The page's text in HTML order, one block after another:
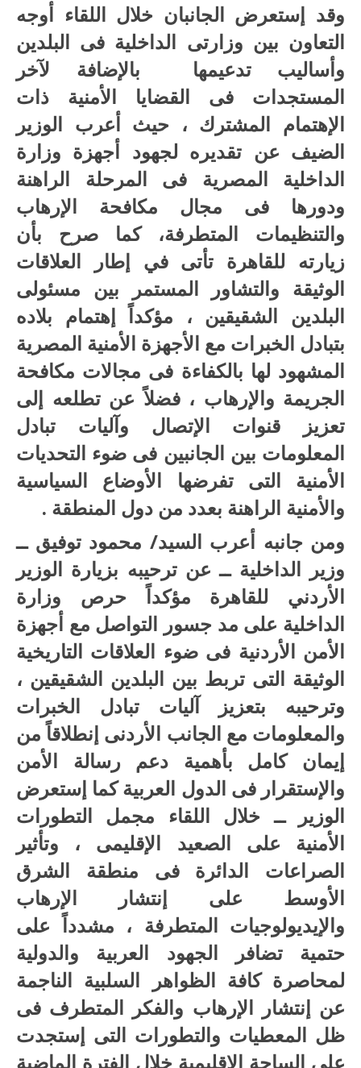
مغلقة
وقد إستعرض الجانبان خلال اللقاء أوجه
التعاون بين وزارتى الداخلية فى البلدين
وأساليب تدعيمها بالإضافة لآخر
المستجدات فى القضايا الأمنية ذات
الإهتمام المشترك ، حيث أعرب الوزير
الضيف عن تقديره لجهود أجهزة وزارة
الداخلية المصرية فى المرحلة الراهنة
ودورها فى مجال مكافحة الإرهاب
والتنظيمات المتطرفة، كما صرح بأن
زيارته للقاهرة تأتى في إطار العلاقات
الوثيقة والتشاور المستمر بين مسئولى
البلدين الشقيقين ، مؤكداً إهتمام بلاده
بتبادل الخبرات مع الأجهزة الأمنية المصرية
المشهود لها بالكفاءة فى مجالات مكافحة
الجريمة والإرهاب ، فضلاً عن تطلعه إلى
تعزيز قنوات الإتصال وآليات تبادل
المعلومات بين الجانبين فى ضوء التحديات
الأمنية التى تفرضها الأوضاع السياسية
والأمنية الراهنة بعدد من دول المنطقة .
ومن جانبه أعرب السيد/ محمود توفيق ــ
وزير الداخلية ــ عن ترحيبه بزيارة الوزير
الأردني للقاهرة مؤكداً حرص وزارة
الداخلية على مد جسور التواصل مع أجهزة
الأمن الأردنية فى ضوء العلاقات التاريخية
الوثيقة التى تربط بين البلدين الشقيقين ،
وترحيبه بتعزيز آليات تبادل الخبرات
والمعلومات مع الجانب الأردنى إنطلاقاً من
إيمان كامل بأهمية دعم رسالة الأمن
والإستقرار فى الدول العربية كما إستعرض
الوزير ــ خلال اللقاء مجمل التطورات
الأمنية على الصعيد الإقليمى ، وتأثير
الصراعات الدائرة فى منطقة الشرق
الأوسط على إنتشار الإرهاب
والإيديولوجيات المتطرفة ، مشدداً على
حتمية تضافر الجهود العربية والدولية
لمحاصرة كافة الظواهر السلبية الناجمة
عن إنتشار الإرهاب والفكر المتطرف فى
ظل المعطيات والتطورات التى إستجدت
على الساحة الإقليمية خلال الفترة الماضية